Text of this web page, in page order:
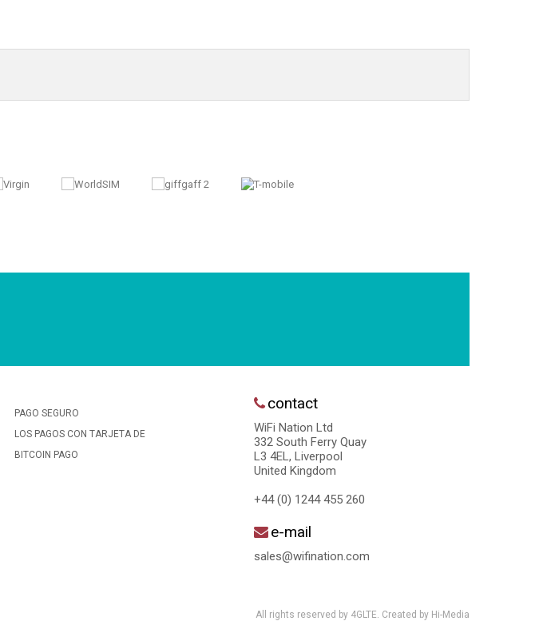
PAGO SEGURO
LOS PAGOS CON TARJETA DE
BITCOIN PAGO
contact
WiFi Nation Ltd
332 South Ferry Quay
L3 4EL, Liverpool
United Kingdom
+44 (0) 1244 455 260
e-mail
sales@wifination.com
All rights reserved by 4GLTE. Created by Hi-Media